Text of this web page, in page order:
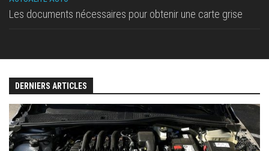
Les documents nécessaires pour obtenir une carte grise
DERNIERS ARTICLES